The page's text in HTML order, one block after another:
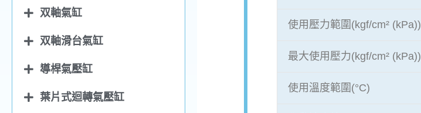
双軸氣缸
双軸滑台氣缸
導桿氣壓缸
葉片式迴轉氣壓缸
使用壓力範圍(kgf/cm² (kPa))
最大使用壓力(kgf/cm² (kPa))
使用溫度範圍(°C)